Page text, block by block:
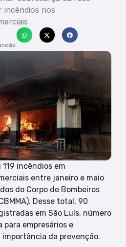
incêndios nos
incêndios em
entre janeiro e maio
do Corpo de Bombeiros
Desse total, 90
em São Luís, número
para empresários e
da prevenção.